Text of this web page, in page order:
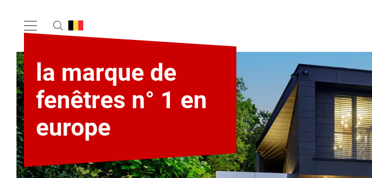
la marque de
fenêtres n° 1 en
europe